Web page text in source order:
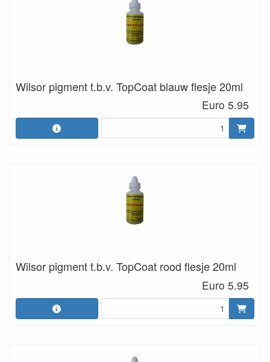
Wilsor pigment t.b.v. TopCoat blauw flesje 20ml
Euro 5.95
Wilsor pigment t.b.v. TopCoat rood flesje 20ml
Euro 5.95